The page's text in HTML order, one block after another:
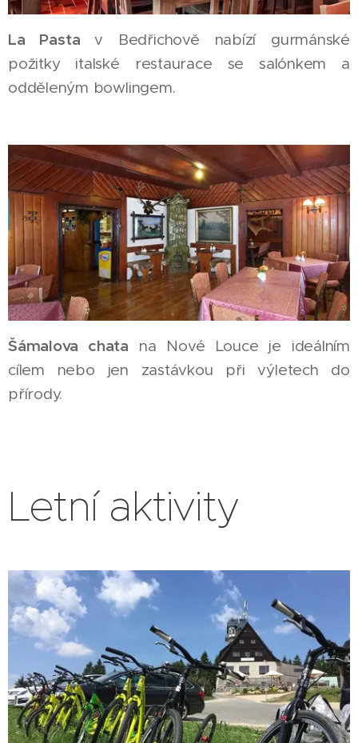
La Pastav Bedřichově nabízí gurmánské
požitky italské restaurace se salónkem a
odděleným bowlingem.
Šámalova chata na Nové Louce je ideálním
cílem nebo jen zastávkou při výletech do
přírody.
Letní aktivity